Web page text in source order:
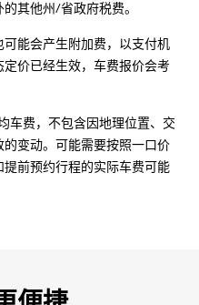
其他州/省政府税费。
能会产生附加费，以支付机
价已经生效，车费报价会考
车费，不包含因地理位置、交
变动。可能需要按照一口价
前预约行程的实际车费可能